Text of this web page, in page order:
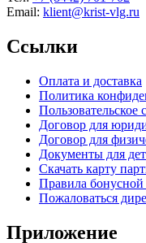
Email: klient@krist-vlg.ru
Ссылки
Оплата и доставка
Политика
Пользовательское
Договор для
Договор для
Документы для
Скачать карту
Правила
Пожаловаться
Приложение